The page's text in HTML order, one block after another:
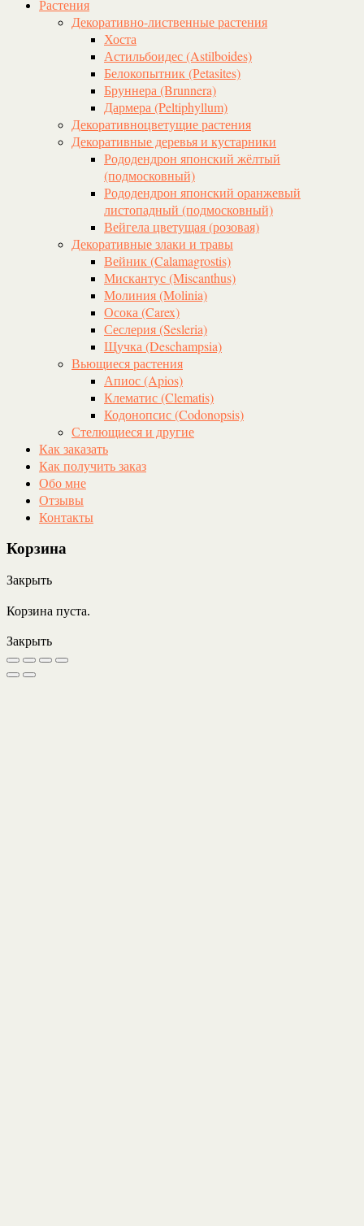
Растения
Декоративно-лиственные растения
Хоста
Астильбоидес (Astilboides)
Белокопытник (Рetasites)
Бруннера (Brunnera)
Дармера (Peltiphyllum)
Декоративноцветущие растения
Декоративные деревья и кустарники
Рододендрон японский жёлтый
(подмосковный)
Рододендрон японский оранжевый
листопадный (подмосковный)
Вейгела цветущая (розовая)
Декоративные злаки и травы
Вейник (Calamagrostis)
Мискантус (Miscanthus)
Молиния (Molinia)
Осока (Carex)
Сеслерия (Sesleria)
Щучка (Deschampsia)
Вьющиеся растения
Апиос (Apios)
Клематис (Clematis)
Кодонопсис (Codonopsis)
Стелющиеся и другие
Как заказать
Как получить заказ
Обо мне
Отзывы
Контакты
Корзина
Закрыть
Корзина пуста.
Закрыть